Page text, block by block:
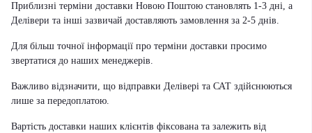
Приблизні терміни доставки Новою Поштою становлять 1-3 дні, а
Делівери та інші зазвичай доставляють замовлення за 2-5 днів.
Для більш точної інформації про терміни доставки просимо
звертатися до наших менеджерів.
Важливо відзначити, що відправки Делівері та САТ здійснюються
лише за передоплатою.
Вартість доставки наших клієнтів фіксована та залежить від